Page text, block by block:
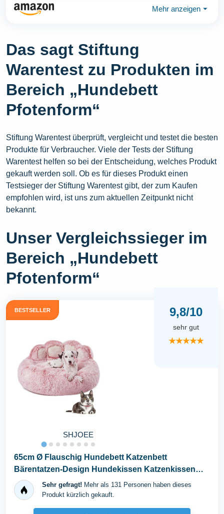
Mehr anzeigen ⏷
Das sagt Stiftung
Warentest zu Produkten im
Bereich „Hundebett
Pfotenform“
Stiftung Warentest überprüft, vergleicht und testet die besten
Produkte für Verbraucher. Viele der Tests der Stiftung
Warentest helfen so bei der Entscheidung, welches Produkt
gekauft werden soll. Ob es für dieses Produkt einen
Testsieger der Stiftung Warentest gibt, der zum Kaufen
empfohlen wird, ist uns zum aktuellen Zeitpunkt nicht
bekannt.
Unser Vergleichssieger im
Bereich „Hundebett
Pfotenform“
BESTSELLER
SHJOEE
9,8/10
sehr gut
★★★★★
65cm Ø Flauschig Hundebett Katzenbett
Bärentatzen-Design Hundekissen Katzenkissen
Waschbar...Sehr gefragt! Mehr als 131 Personen haben dieses
Produkt kürzlich gekauft.